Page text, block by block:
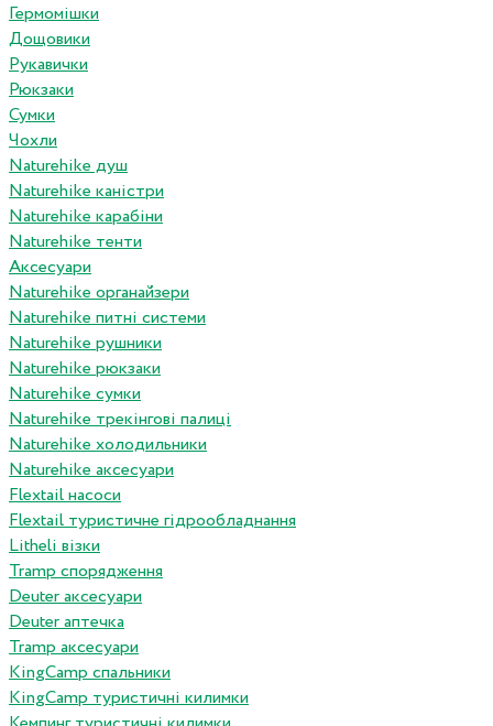
Гермомішки
Дощовики
Рукавички
Рюкзаки
Сумки
Чохли
Naturehike душ
Naturehike каністри
Naturehike карабіни
Naturehike тенти
Аксесуари
Naturehike органайзери
Naturehike питні системи
Naturehike рушники
Naturehike рюкзаки
Naturehike сумки
Naturehike трекінгові палиці
Naturehike холодильники
Naturehike аксесуари
Flextail насоси
Flextail туристичне гідрообладнання
Litheli візки
Tramp спорядження
Deuter аксесуари
Deuter аптечка
Tramp аксесуари
KingCamp спальники
KingCamp туристичні килимки